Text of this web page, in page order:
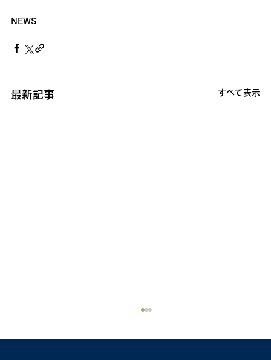
NEWS
最新記事 すべて表示